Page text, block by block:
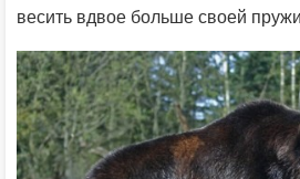
весить вдвое больше своей